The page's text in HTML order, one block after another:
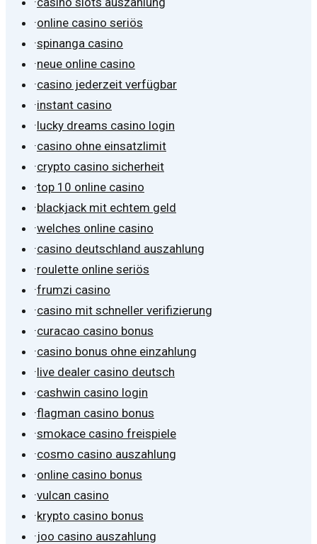
·online casino seriös
·spinanga casino
·neue online casino
·casino jederzeit verfügbar
·instant casino
·lucky dreams casino login
·casino ohne einsatzlimit
·crypto casino sicherheit
·top 10 online casino
·blackjack mit echtem geld
·welches online casino
·casino deutschland auszahlung
·roulette online seriös
·frumzi casino
·casino mit schneller verifizierung
·curacao casino bonus
·casino bonus ohne einzahlung
·live dealer casino deutsch
·cashwin casino login
·flagman casino bonus
·smokace casino freispiele
·cosmo casino auszahlung
·online casino bonus
·vulcan casino
·krypto casino bonus
·joo casino auszahlung